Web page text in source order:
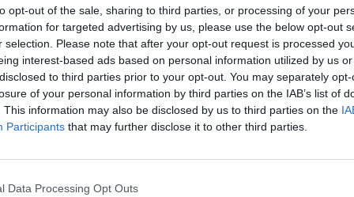
opt-out of the sale, sharing to third parties, or processing of your
for targeted advertising by us, please use the below opt-out
selection. Please note that after your opt-out request is processed
interest-based ads based on personal information utilized by us
to third parties prior to your opt-out. You may separately
of your personal information by third parties on the IAB’s list of
This information may also be disclosed by us to third parties on the
Participants that may further disclose it to other third parties.
Data Processing Opt Outs
Magni med krajani po
rezultatih posvetovanja še
Merkur zavarovalnica z
ozaveščanja k zdravemu
življenjskemu slogu